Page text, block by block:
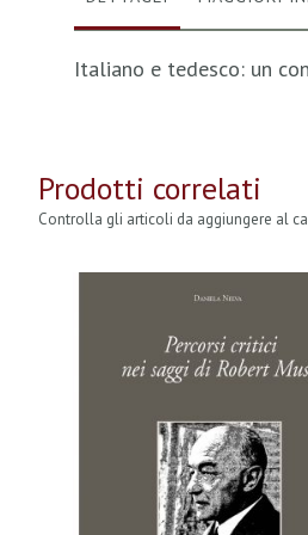
Italiano e tedesco: un
Prodotti correlati
Controlla gli articoli da aggiungere al